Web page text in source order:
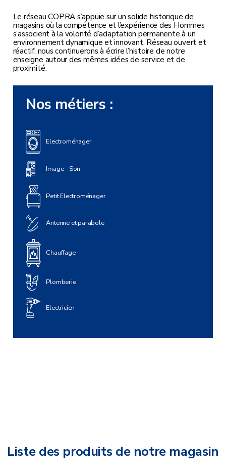
Le réseau COPRA s’appuie sur un solide historique de
magasins où la compétence et l’expérience des Hommes
s’associent à la volonté d’adaptation permanente à un
environnement dynamique et innovant. Réseau ouvert et
réactif, nous continuerons à écrire l’histoire de notre
enseigne autour des mêmes idées de service et de
proximité.
Nos métiers :
Electroménager
Image - Son
Petit Electroménager
Antenne et parabole
Chauffage
Plomberie
Electricien
Liste des produits de notre magasin